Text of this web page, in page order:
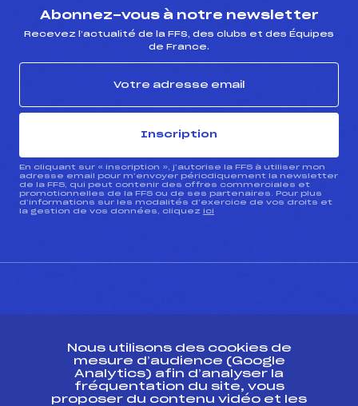
Abonnez-vous à notre newsletter
Recevez l’actualité de la FFS, des clubs et des Équipes
de France.
Inscription
En cliquant sur « inscription », j’autorise la FFS à utiliser mon
adresse email pour m’envoyer périodiquement la newsletter
de la FFS, qui peut contenir des offres commerciales et
promotionnelles de la FFS ou de ses partenaires. Pour plus
d’informations sur les modalités d’exercice de vos droits et
la gestion de vos données, cliquez ici
ESPACE PRESSE
Ressources
Nous utilisons des cookies de
mesure d’audience (Google
Analytics) afin d’analyser la
fréquentation du site, vous
proposer du contenu vidéo et les